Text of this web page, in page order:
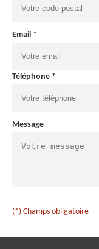
Email *
Téléphone *
Message
(*) Champs obligatoire